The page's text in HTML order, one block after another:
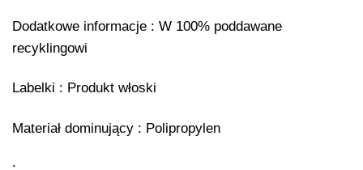
Dodatkowe informacje : W 100% poddawane
recyklingowi
Labelki : Produkt włoski
Materiał dominujący : Polipropylen